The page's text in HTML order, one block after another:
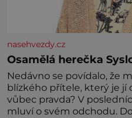
nasehvezdy.cz
Osamělá herečka
Nedávno se povídalo, že
blízkého přítele, který je jí
vůbec pravda? V